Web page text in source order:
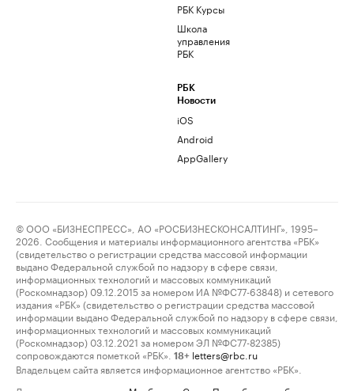
РБК Курсы
Школа
управления
РБК
РБК
Новости
iOS
Android
AppGallery
© ООО «БИЗНЕСПРЕСС», АО «РОСБИЗНЕСКОНСАЛТИНГ», 1995–
2026. Сообщения и материалы информационного агентства «РБК»
(свидетельство о регистрации средства массовой информации
выдано Федеральной службой по надзору в сфере связи,
информационных технологий и массовых коммуникаций
(Роскомнадзор) 09.12.2015 за номером ИА №ФС77-63848) и сетевого
издания «РБК» (свидетельство о регистрации средства массовой
информации выдано Федеральной службой по надзору в сфере связи,
информационных технологий и массовых коммуникаций
(Роскомнадзор) 03.12.2021 за номером ЭЛ №ФС77-82385)
сопровождаются пометкой «РБК».
18+ letters@rbc.ru
Владельцем сайта является информационное агентство «РБК».